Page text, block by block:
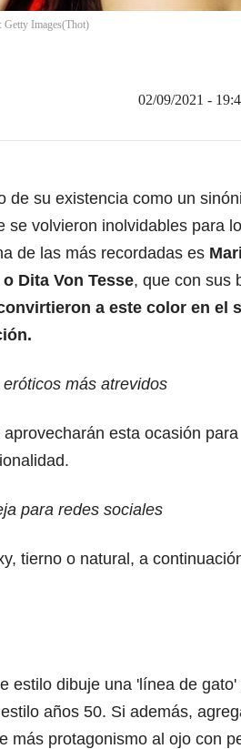
Getty Images(Thot)
02/09/2021 -
de su existencia como un
se volvieron inolvidables para
de las más recordadas es
Dita Von Tesse, que con sus
a este color en el
más atrevidos
esta ocasión para
para redes sociales
tierno o natural, a
estilo dibuje una 'línea de gato'
años 50. Si además,
más protagonismo al ojo con